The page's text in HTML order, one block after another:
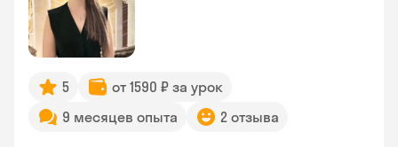
5
от 1590 ₽ за урок
9 месяцев опыта
2 отзыва